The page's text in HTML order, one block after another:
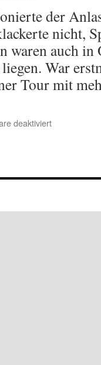
der
nicht,
waren auch
War
Tour mit
deaktiviertfür